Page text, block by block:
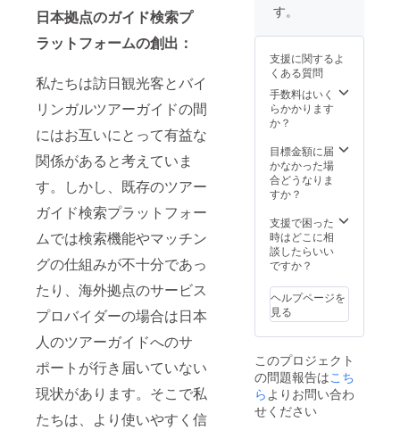
日本拠点のガイド検索プ
ラットフォームの創出：
私たちは訪日観光客とバイ
リンガルツアーガイドの間
にはお互いにとって有益な
関係があると考えていま
す。しかし、既存のツアー
ガイド検索プラットフォー
ムでは検索機能やマッチン
グの仕組みが不十分であっ
たり、海外拠点のサービス
プロバイダーの場合は日本
人のツアーガイドへのサ
ポートが行き届いていない
現状があります。そこで私
たちは、より使いやすく信
付し、
denwal
ks@gm
ail.com]
までお
送りく
い。画
像ファ
イルは
jpgか
サイズ
は1MB
までと
しま
広告掲
載期間
は、
2023年
日〜
2023年
12月1日
としま
す。 広
す。
支援に関するよ
くある質問
手数料はいく
らかかります
か？
目標金額に届
かなかった場
合どうなりま
すか？
支援で困った
時はどこに相
談したらいい
ですか？
ヘルプページを
見る
このプロジェクト
の問題報告はこち
ら よりお問い合わ
せください